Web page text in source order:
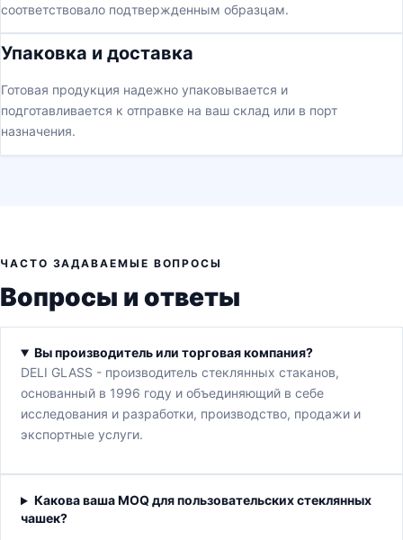
соответствовало подтвержденным образцам.
Упаковка и доставка
Готовая продукция надежно упаковывается и
подготавливается к отправке на ваш склад или в порт
назначения.
ЧАСТО ЗАДАВАЕМЫЕ ВОПРОСЫ
Вопросы и ответы
Вы производитель или торговая компания?
DELI GLASS - производитель стеклянных стаканов,
основанный в 1996 году и объединяющий в себе
исследования и разработки, производство, продажи и
экспортные услуги.
Какова ваша MOQ для пользовательских стеклянных
чашек?